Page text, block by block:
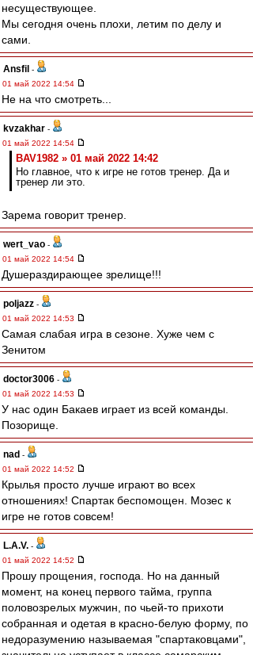
несуществующее.
Мы сегодня очень плохи, летим по делу и
сами.
Ansfil -
01 май 2022 14:54
Не на что смотреть...
kvzakhar -
01 май 2022 14:54
BAV1982 » 01 май 2022 14:42
Но главное, что к игре не готов тренер. Да и
тренер ли это.
Зарема говорит тренер.
wert_vao -
01 май 2022 14:54
Душераздирающее зрелище!!!
poljazz -
01 май 2022 14:53
Самая слабая игра в сезоне. Хуже чем с
Зенитом
doctor3006 -
01 май 2022 14:53
У нас один Бакаев играет из всей команды.
Позорище.
nad -
01 май 2022 14:52
Крылья просто лучше играют во всех
отношениях! Спартак беспомощен. Мозес к
игре не готов совсем!
L.А.V. -
01 май 2022 14:52
Прошу прощения, господа. Но на данный
момент, на конец первого тайма, группа
половозрелых мужчин, по чьей-то прихоти
собранная и одетая в красно-белую форму, по
недоразумению называемая "спартаковцами",